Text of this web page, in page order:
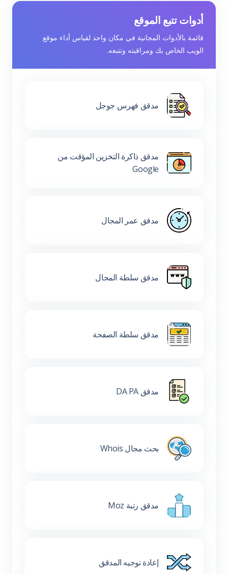
أدوات تتبع الموقع
قائمة بالأدوات المجانية في مكان واحد لقياس أداء موقع
الويب الخاص بك ومراقبته وتتبعه.
مدقق فهرس جوجل
مدقق ذاكرة التخزين المؤقت من
Google
مدقق عمر المجال
مدقق سلطة المجال
مدقق سلطة الصفحة
مدقق DA PA
بحث مجال Whois
مدقق رتبة Moz
إعادة توجيه المدقق